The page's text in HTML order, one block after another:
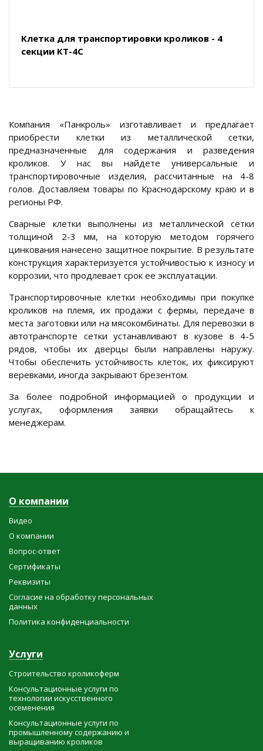
Клетка для транспортировки кроликов - 4
секции КТ-4С
Компания «Панкроль» изготавливает и предлагает
приобрести клетки из металлической сетки,
предназначенные для содержания и разведения
кроликов. У нас вы найдете универсальные и
транспортировочные изделия, рассчитанные на 4-8
голов. Доставляем товары по Краснодарскому краю и в
регионы РФ.
Сварные клетки выполнены из металлической сетки
толщиной 2-3 мм, на которую методом горячего
цинкования нанесено защитное покрытие. В результате
конструкция характеризуется устойчивостью к износу и
коррозии, что продлевает срок ее эксплуатации.
Транспортировочные клетки необходимы при покупке
кроликов на племя, их продажи с фермы, передаче в
места заготовки или на мясокомбинаты. Для перевозки в
автотранспорте сетки устанавливают в кузове в 4-5
рядов, чтобы их дверцы были направлены наружу.
Чтобы обеспечить устойчивость клеток, их фиксируют
веревками, иногда закрывают брезентом.
За более подробной информацией о продукции и
услугах, оформления заявки обращайтесь к
менеджерам.
О компании
Видео
О компании
Вопрос-ответ
Сертификаты
Реквизиты
Согласие на обработку персональных
данных
Политика конфиденциальности
Услуги
Строительство кроликоферм
Консультационные услуги по
технологии искусственного
осеменения
Консультационные услуги по
промышленному содержанию и
выращиванию кроликов